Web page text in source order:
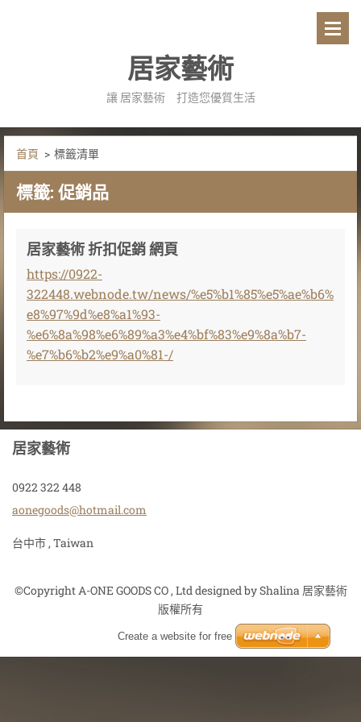
居家藝術
讓 居家藝術 打造您優質生活
首頁 > 標籤清單
標籤: 促銷品
居家藝術 折扣促銷 網頁
https://0922-
322448.webnode.tw/news/%e5%b1%85%e5%ae%b6%
e8%97%9d%e8%a1%93-
%e6%8a%98%e6%89%a3%e4%bf%83%e9%8a%b7-
%e7%b6%b2%e9%a0%81-/
居家藝術
0922 322 448
aonegoods@hotmail.com
台中市 , Taiwan
©Copyright A-ONE GOODS CO , Ltd designed by Shalina 居家藝術
版權所有
Create a website for free